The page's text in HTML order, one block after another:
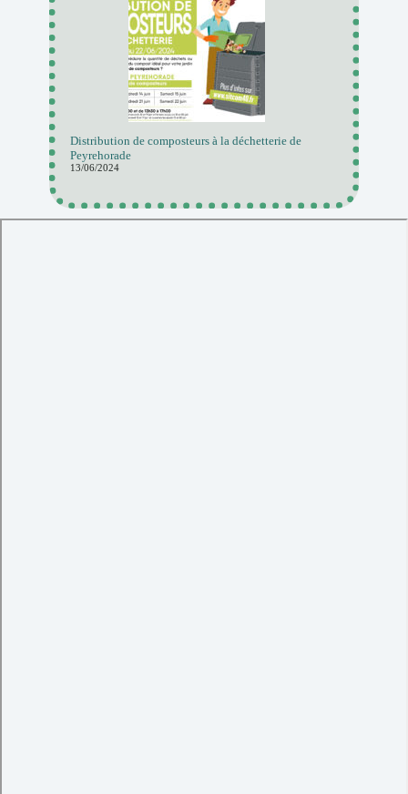
Distribution de composteurs à la déchetterie de
Peyrehorade
13/06/2024